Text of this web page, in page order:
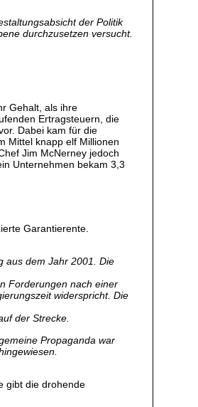
der Politik
durchzusetzen versucht.
Gehalt, als ihre
Ertragsteuern, die
Dabei kam für die
Mittel knapp elf Millionen
Jim McNerney jedoch
Unternehmen bekam 3,3
Garantierente.
aus dem Jahr 2001. Die
Forderungen nach einer
widerspricht. Die
der Strecke.
Propaganda war
gibt die drohende